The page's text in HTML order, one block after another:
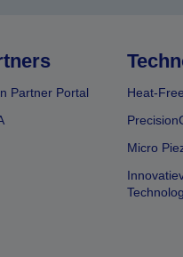
Partner Portal
Heat-
Micro